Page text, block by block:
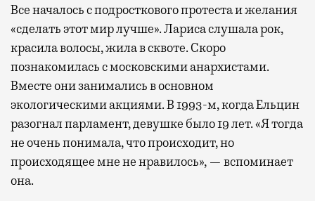
Все началось с подросткового протеста и желания
«сделать этот мир лучше». Лариса слушала рок,
красила волосы, жила в сквоте. Скоро
познакомилась с московскими анархистами.
Вместе они занимались в основном
экологическими акциями. В 1993-м, когда Ельцин
разогнал парламент, девушке было 19 лет. «Я тогда
не очень понимала, что происходит, но
происходящее мне не нравилось», — вспоминает
она.